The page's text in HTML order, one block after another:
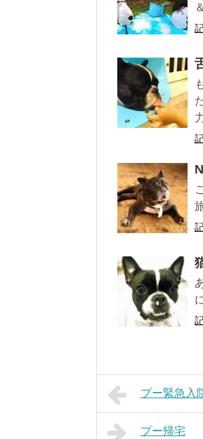
プー緊急入
プー帰宅